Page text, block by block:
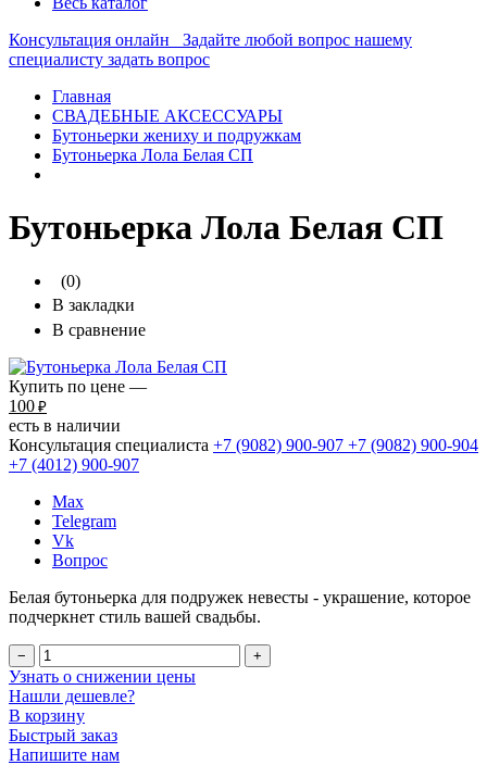
Консультация онлайн
Задайте любой вопрос нашему
специалисту задать вопрос
Главная
СВАДЕБНЫЕ АКСЕССУАРЫ
Бутоньерки жениху и подружкам
Бутоньерка Лола Белая СП
Бутоньерка Лола Белая СП
(0)
В закладки
В сравнение
Купить по цене —
100 ₽
есть в наличии
Консультация специалиста +7 (9082) 900-907 +7 (9082) 900-904
+7 (4012) 900-907
Max
Telegram
Vk
Вопрос
Белая бутоньерка для подружек невесты - украшение, которое
подчеркнет стиль вашей свадьбы.
− +
Узнать о снижении цены
Нашли дешевле?
В корзину
Быстрый заказ
Напишите нам